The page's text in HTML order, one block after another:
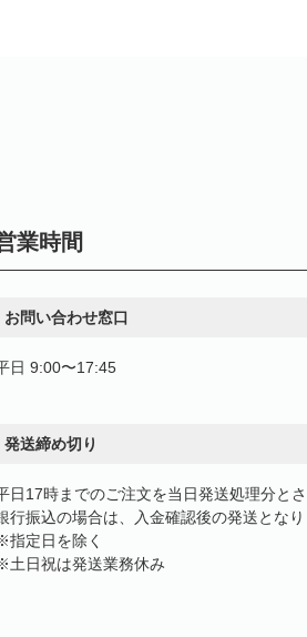
業時間
お問い合わせ窓口
日 9:00〜17:45
発送締め切り
日17時までのご注文を当日発送処理分とさ
行振込の場合は、入金確認後の発送となり
指定日を除く
土日祝は発送業務休み